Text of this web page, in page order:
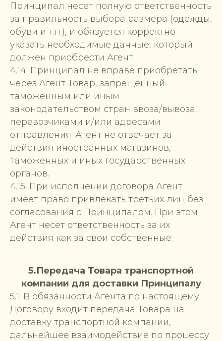
Принципал несет полную ответственность
за правильность выбора размера (одежды,
обуви и т.п.), и обязуется корректно
указать необходимые данные, который
должен приобрести Агент.
4.14. Принципал не вправе приобретать
через Агент Товар, запрещенный
таможенным или иным
законодательством стран ввоза/вывоза,
перевозчиками и/или адресами
отправления. Агент не отвечает за
действия иностранных магазинов,
таможенных и иных государственных
органов.
4.15. При исполнении договора Агент
имеет право привлекать третьих лиц без
согласования с Принципалом. При этом
Агент несёт ответственность за их
действия как за свои собственные.
5.Передача Товара транспортной
компании для доставки Принципалу
5.1. В обязанности Агента по настоящему
Договору входит передача Товара на
доставку транспортной компании,
дальнейшее взаимодействие по процессу